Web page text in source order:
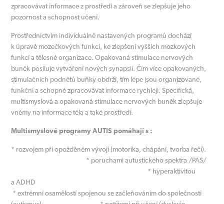
zpracovávat informace z prostředí a zároveň se zlepšuje jeho
pozornost a schopnost učení.
Prostřednictvím individuálně nastavených programů dochází
k úpravě mozečkových funkcí, ke zlepšení vyšších mozkových
funkcí a tělesné organizace. Opakovaná stimulace nervových
buněk posiluje vytváření nových synapsií. Čím více opakovaných,
stimulačních podnětů buňky obdrží, tím lépe jsou organizované,
funkční a schopné zpracovávat informace rychleji. Specifická,
multismyslová a opakovaná stimulace nervových buněk zlepšuje
vněmy na informace těla a také prostředí.
Multismyslové programy AUTIS pomáhají s :
* rozvojem při opožděném vývoji (motorika, chápání, tvorba řeči).
* poruchami autustického spektra /PAS/
* hyperaktivitou
a ADHD
* extrémní osamělostí spojenou se začleňováním do společnosti